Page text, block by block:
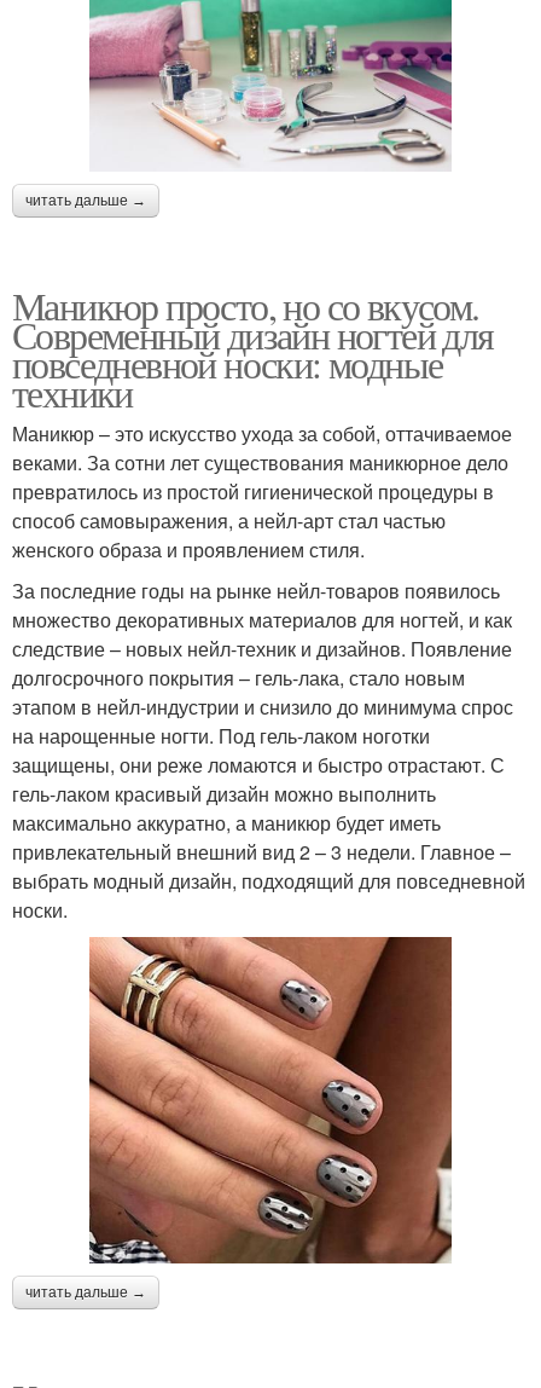
читать дальше →
Маникюр просто, но со вкусом.
Современный дизайн ногтей для
повседневной носки: модные
техники
Маникюр – это искусство ухода за собой, оттачиваемое
веками. За сотни лет существования маникюрное дело
превратилось из простой гигиенической процедуры в
способ самовыражения, а нейл-арт стал частью
женского образа и проявлением стиля.
За последние годы на рынке нейл-товаров появилось
множество декоративных материалов для ногтей, и как
следствие – новых нейл-техник и дизайнов. Появление
долгосрочного покрытия – гель-лака, стало новым
этапом в нейл-индустрии и снизило до минимума спрос
на нарощенные ногти. Под гель-лаком ноготки
защищены, они реже ломаются и быстро отрастают. С
гель-лаком красивый дизайн можно выполнить
максимально аккуратно, а маникюр будет иметь
привлекательный внешний вид 2 – 3 недели. Главное –
выбрать модный дизайн, подходящий для повседневной
носки.
читать дальше →